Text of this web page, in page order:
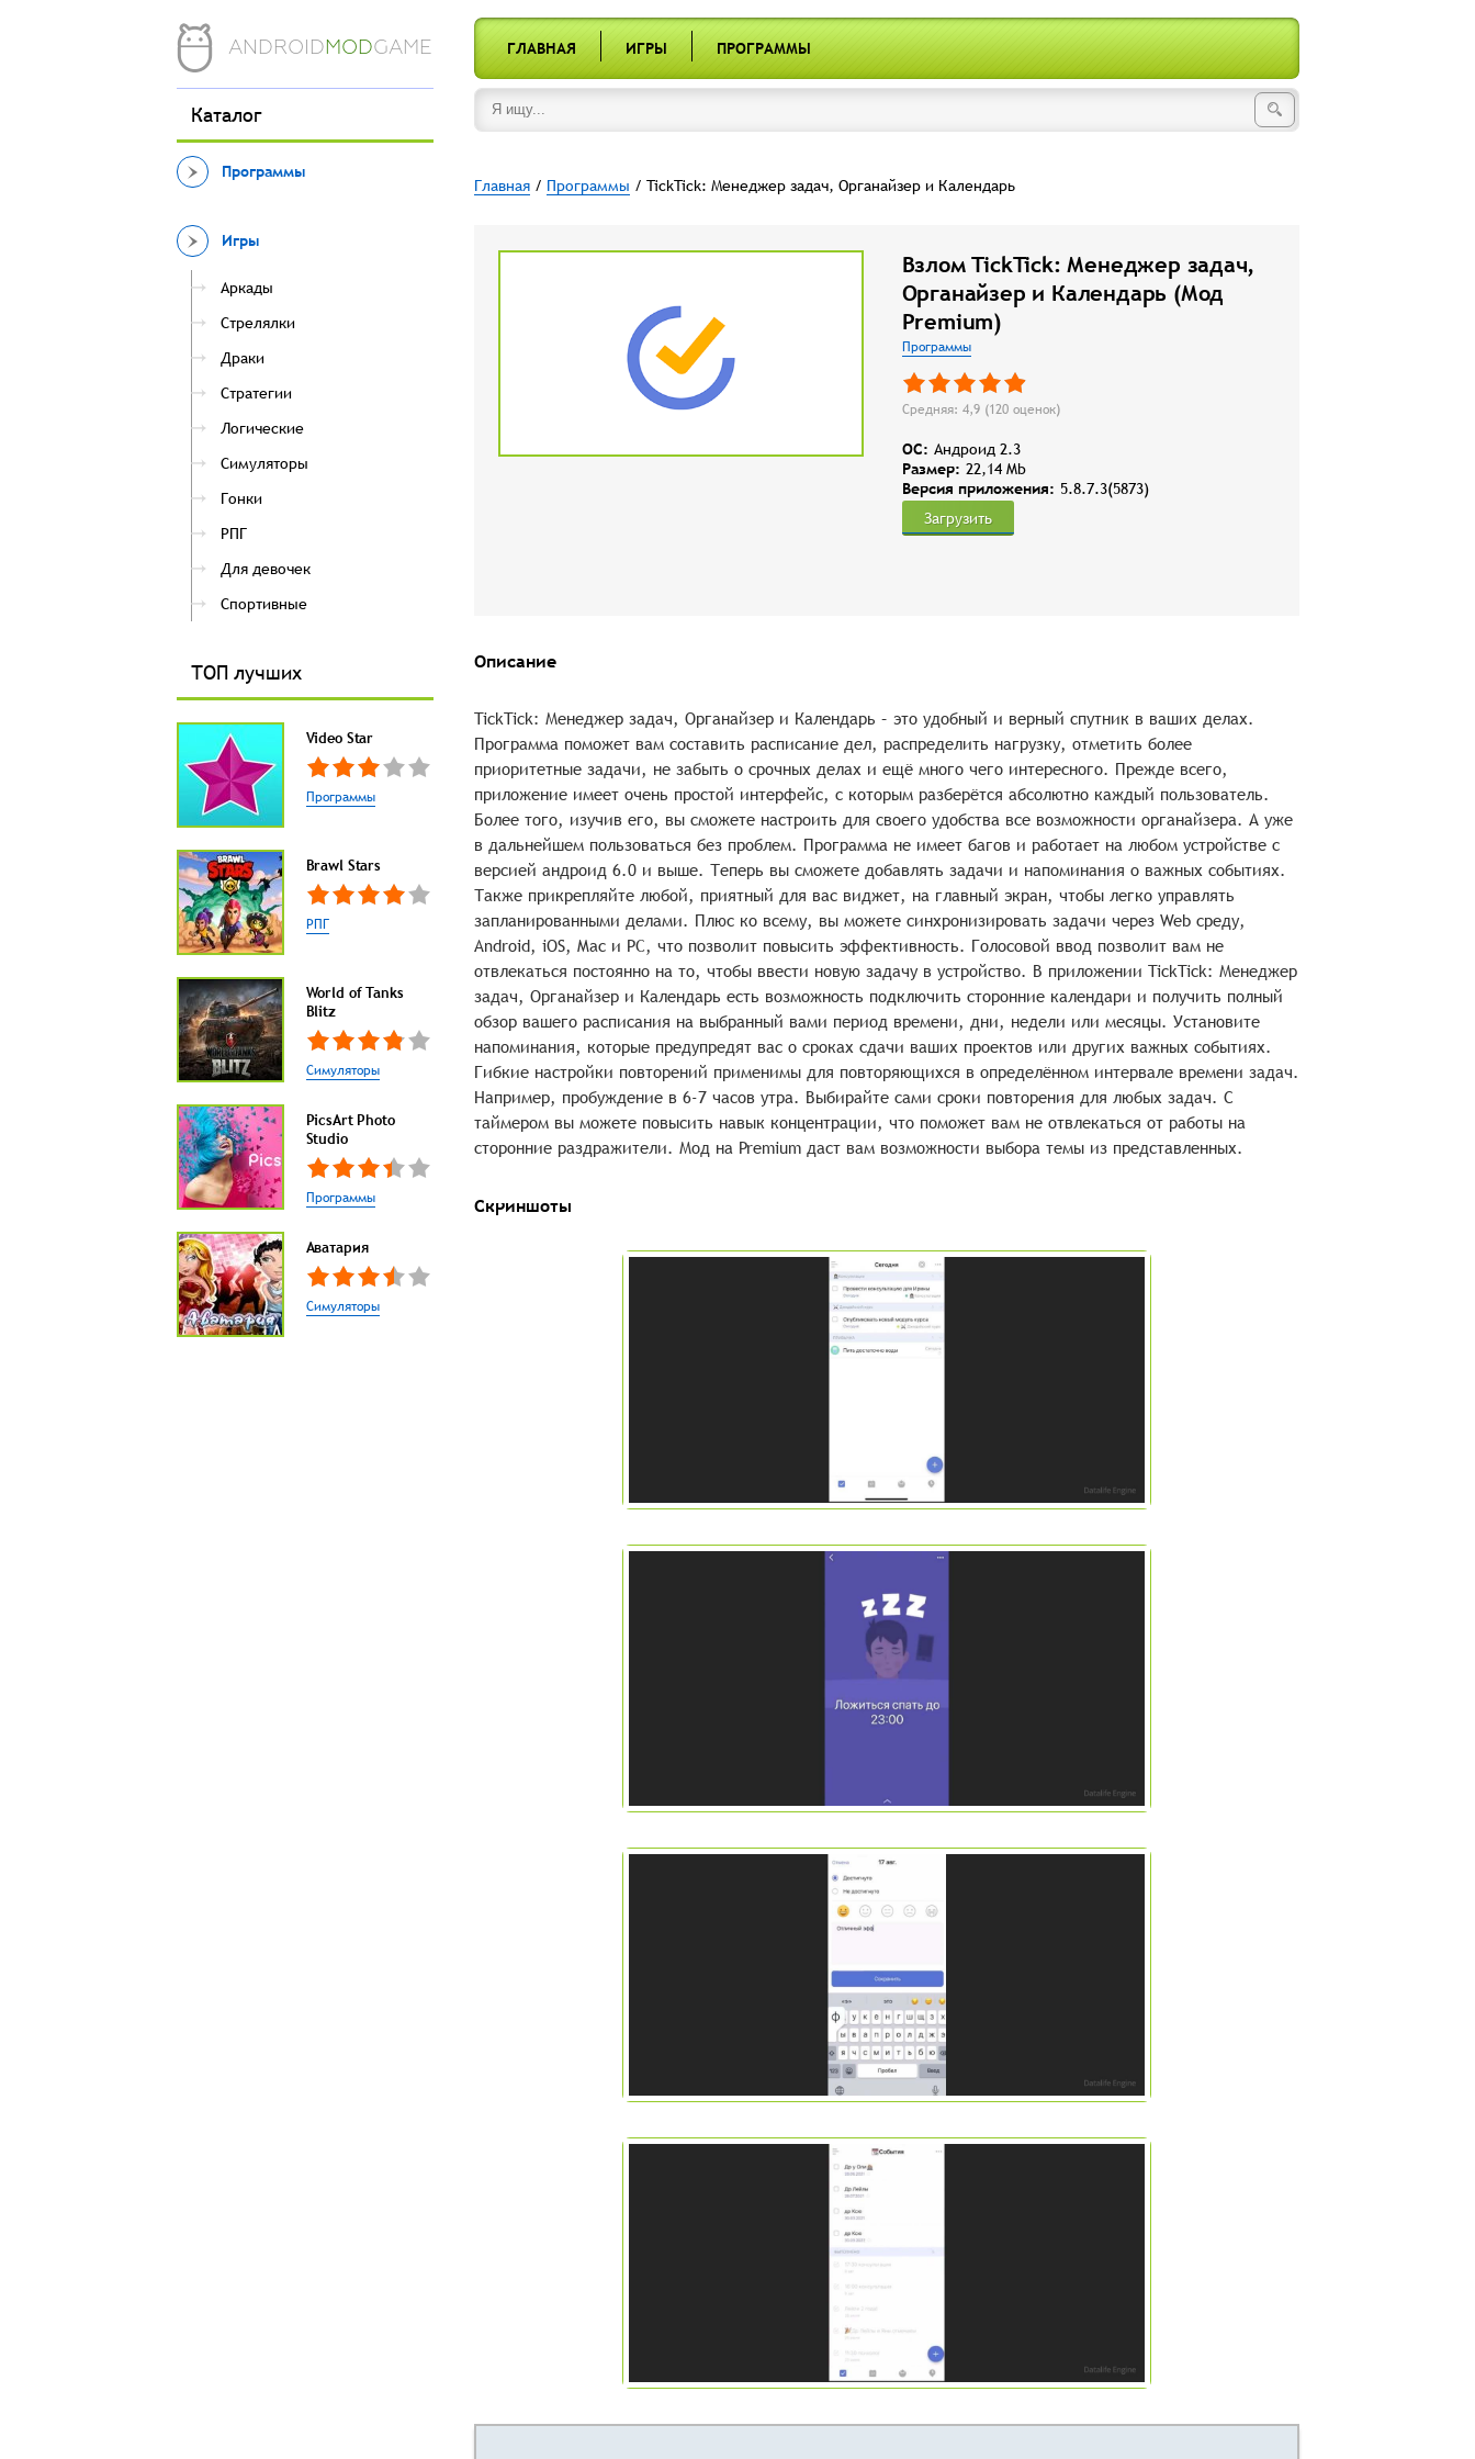
ANDROIDMODGAME ГЛАВНАЯ ИГРЫ ПРОГРАММЫ
Каталог
Программы
Игры
Аркады
Стрелялки
Драки
Стратегии
Логические
Симуляторы
Гонки
РПГ
Для девочек
Спортивные
ТОП лучших
Video Star
Программы
Brawl Stars
РПГ
World of Tanks
Blitz
Симуляторы
PicsArt Photo
Studio
Программы
Аватария
Симуляторы
Главная/ Программы / TickTick: Менеджер задач, Органайзер и Календарь
Взлом TickTick: Менеджер задач,
Органайзер и Календарь (Мод
Premium)
Программы
Средняя: 4,9 (120оценок)
OC: Андроид 2.3
Размер: 22,14 Mb
Версия приложения: 5.8.7.3(5873)
Загрузить
Описание
TickTick: Менеджер задач, Органайзер и Календарь – это удобный и верный спутник в ваших делах.
Программа поможет вам составить расписание дел, распределить нагрузку, отметить более
приоритетные задачи, не забыть о срочных делах и ещё много чего интересного. Прежде всего,
приложение имеет очень простой интерфейс, с которым разберётся абсолютно каждый пользователь.
Более того, изучив его, вы сможете настроить для своего удобства все возможности органайзера. А уже
в дальнейшем пользоваться без проблем. Программа не имеет багов и работает на любом устройстве с
версией андроид 6.0 и выше. Теперь вы сможете добавлять задачи и напоминания о важных событиях.
Также прикрепляйте любой, приятный для вас виджет, на главный экран, чтобы легко управлять
запланированными делами. Плюс ко всему, вы можете синхронизировать задачи через Web среду,
Android, iOS, Mac и PC, что позволит повысить эффективность. Голосовой ввод позволит вам не
отвлекаться постоянно на то, чтобы ввести новую задачу в устройство. В приложении TickTick: Менеджер
задач, Органайзер и Календарь есть возможность подключить сторонние календари и получить полный
обзор вашего расписания на выбранный вами период времени, дни, недели или месяцы. Установите
напоминания, которые предупредят вас о сроках сдачи ваших проектов или других важных событиях.
Гибкие настройки повторений применимы для повторяющихся в определённом интервале времени задач.
Например, пробуждение в 6-7 часов утра. Выбирайте сами сроки повторения для любых задач. С
таймером вы можете повысить навык концентрации, что поможет вам не отвлекаться от работы на
сторонние раздражители. Мод на Premium даст вам возможности выбора темы из представленных.
Скриншоты